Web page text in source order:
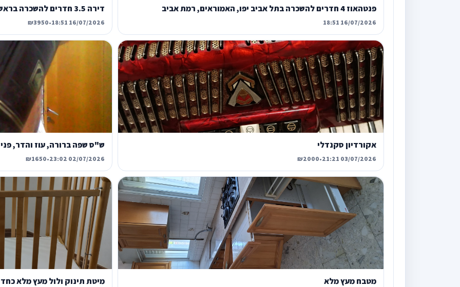
פנטהאוז 4 חדרים להשכרה בתל אביב יפו, האמוראים, רמת אביב
16/07/2026 18:51
דירה 3.5 חדרים להשכרה בראשון לציון, שמואל שרירא, גני ראשון
16/07/2026 18:51
•
₪3950
אקורדיון סקנדלי
03/07/2026 21:21
•
₪2000
ש"ס שפה ברורה, עוז והדר, פנינים
02/07/2026 23:02
•
₪1650
מטבח מעץ מלא מיטת תינוק ולול מעץ מלא